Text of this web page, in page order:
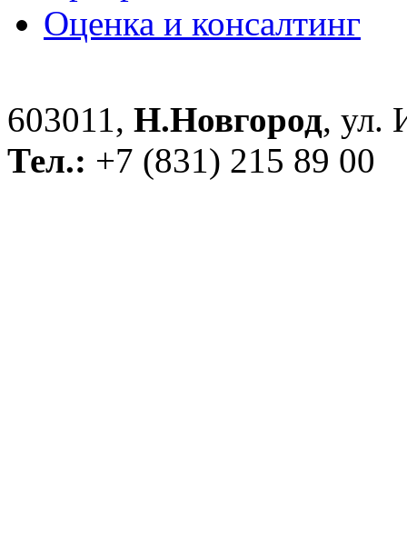
Оценка и консалтинг
603011, Н.Новгород, ул.
Тел.: +7 (831) 215 89 00